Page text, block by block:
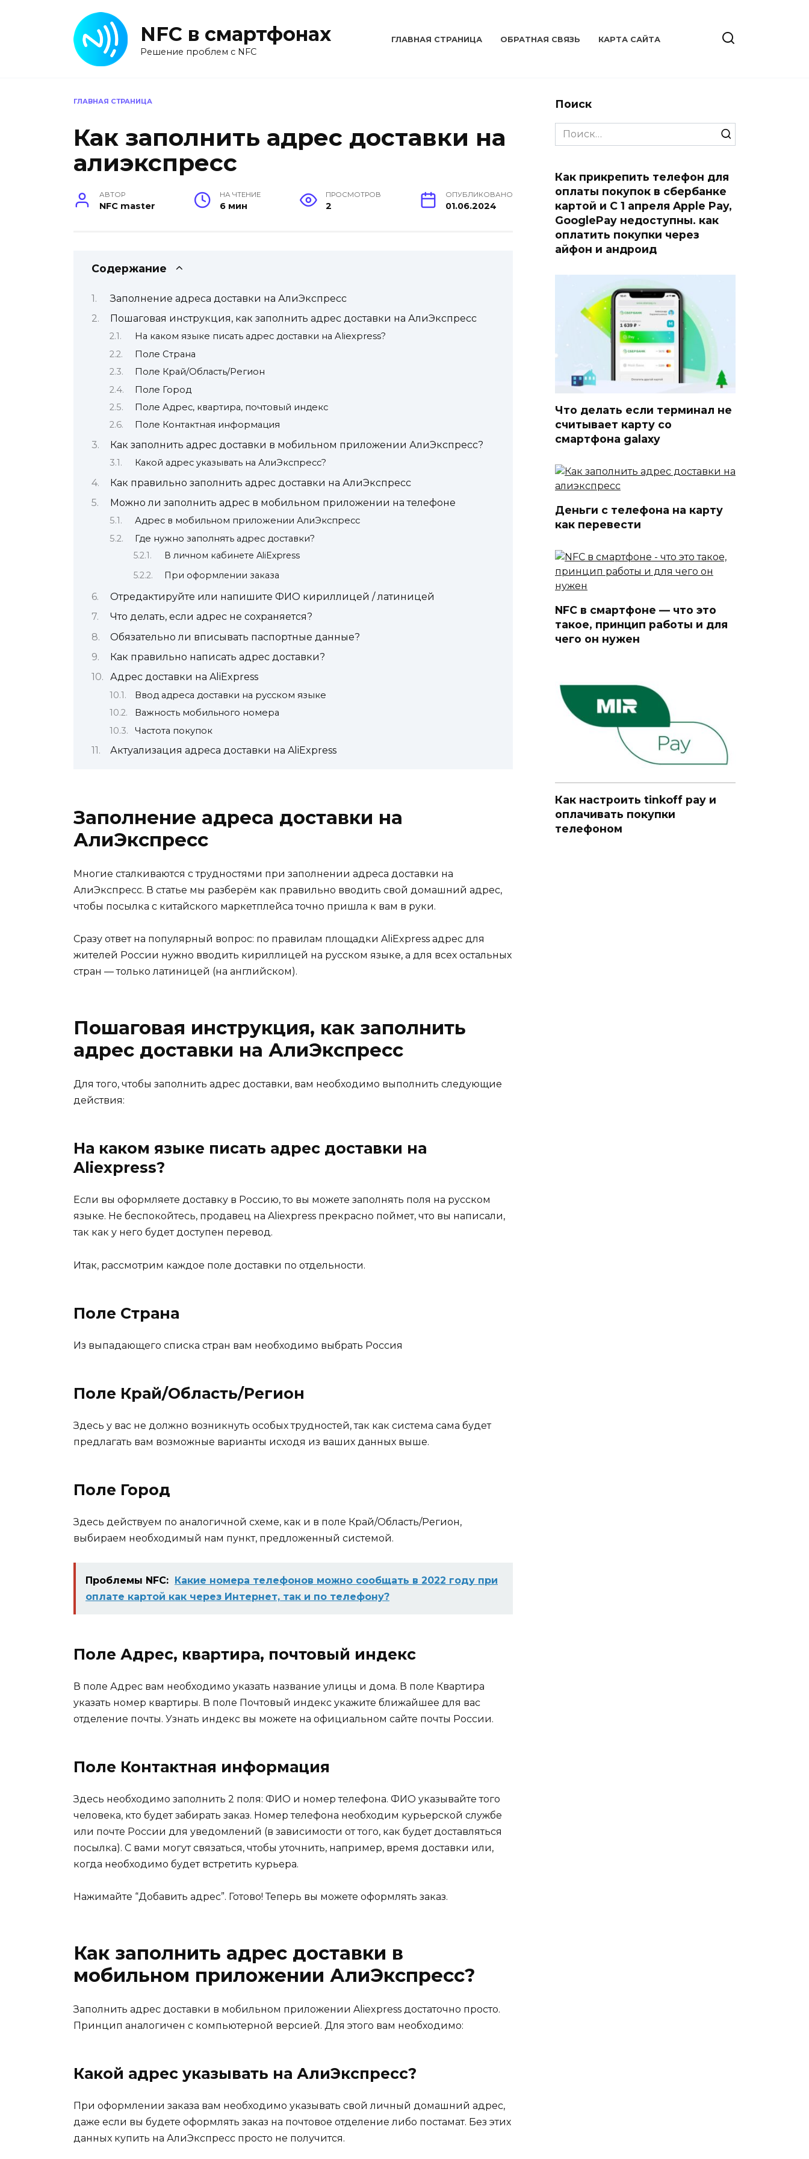
NFC в смартфонах
Решение проблем с NFC
ГЛАВНАЯ СТРАНИЦА ОБРАТНАЯ СВЯЗЬ КАРТА САЙТА
ГЛАВНАЯ СТРАНИЦА
Как заполнить адрес доставки на
алиэкспресс
АВТОР
NFC master
НА ЧТЕНИЕ
6 мин
ПРОСМОТРОВ
2
ОПУБЛИКОВАНО
01.06.2024
Содержание
Заполнение адреса доставки на АлиЭкспресс
Пошаговая инструкция, как заполнить адрес доставки на АлиЭкспресс
На каком языке писать адрес доставки на Aliexpress?
Поле Страна
Поле Край/Область/Регион
Поле Город
Поле Адрес, квартира, почтовый индекс
Поле Контактная информация
Как заполнить адрес доставки в мобильном приложении АлиЭкспресс?
Какой адрес указывать на АлиЭкспресс?
Как правильно заполнить адрес доставки на АлиЭкспресс
Можно ли заполнить адрес в мобильном приложении на телефоне
Адрес в мобильном приложении АлиЭкспресс
Где нужно заполнять адрес доставки?
В личном кабинете AliExpress
При оформлении заказа
Отредактируйте или напишите ФИО кириллицей / латиницей
Что делать, если адрес не сохраняется?
Обязательно ли вписывать паспортные данные?
Как правильно написать адрес доставки?
Адрес доставки на AliExpress
Ввод адреса доставки на русском языке
Важность мобильного номера
Частота покупок
Актуализация адреса доставки на AliExpress
Заполнение адреса доставки на
АлиЭкспресс
Многие сталкиваются с трудностями при заполнении адреса доставки на
АлиЭкспресс. В статье мы разберём как правильно вводить свой домашний адрес,
чтобы посылка с китайского маркетплейса точно пришла к вам в руки.
Сразу ответ на популярный вопрос: по правилам площадки AliExpress адрес для
жителей России нужно вводить кириллицей на русском языке, а для всех остальных
стран — только латиницей (на английском).
Пошаговая инструкция, как заполнить
адрес доставки на АлиЭкспресс
Для того, чтобы заполнить адрес доставки, вам необходимо выполнить следующие
действия:
На каком языке писать адрес доставки на
Aliexpress?
Если вы оформляете доставку в Россию, то вы можете заполнять поля на русском
языке. Не беспокойтесь, продавец на Aliexpress прекрасно поймет, что вы написали,
так как у него будет доступен перевод.
Итак, рассмотрим каждое поле доставки по отдельности.
Поле Страна
Из выпадающего списка стран вам необходимо выбрать Россия
Поле Край/Область/Регион
Здесь у вас не должно возникнуть особых трудностей, так как система сама будет
предлагать вам возможные варианты исходя из ваших данных выше.
Поле Город
Здесь действуем по аналогичной схеме, как и в поле Край/Область/Регион,
выбираем необходимый нам пункт, предложенный системой.
Проблемы NFC: Какие номера телефонов можно сообщать в 2022 году при
оплате картой как через Интернет, так и по телефону?
Поле Адрес, квартира, почтовый индекс
В поле Адрес вам необходимо указать название улицы и дома. В поле Квартира
указать номер квартиры. В поле Почтовый индекс укажите ближайшее для вас
отделение почты. Узнать индекс вы можете на официальном сайте почты России.
Поле Контактная информация
Здесь необходимо заполнить 2 поля: ФИО и номер телефона. ФИО указывайте того
человека, кто будет забирать заказ. Номер телефона необходим курьерской службе
или почте России для уведомлений (в зависимости от того, как будет доставляться
посылка). С вами могут связаться, чтобы уточнить, например, время доставки или,
когда необходимо будет встретить курьера.
Нажимайте “Добавить адрес”. Готово! Теперь вы можете оформлять заказ.
Как заполнить адрес доставки в
мобильном приложении АлиЭкспресс?
Заполнить адрес доставки в мобильном приложении Aliexpress достаточно просто.
Принцип аналогичен с компьютерной версией. Для этого вам необходимо:
Какой адрес указывать на АлиЭкспресс?
При оформлении заказа вам необходимо указывать свой личный домашний адрес,
даже если вы будете оформлять заказ на почтовое отделение либо постамат. Без этих
данных купить на АлиЭкспресс просто не получится.
Поиск
Search
for:
Как прикрепить телефон для
оплаты покупок в сбербанке
картой и С 1 апреля Apple Pay,
GooglePay недоступны. как
оплатить покупки через
айфон и андроид
Что делать если терминал не
считывает карту со
смартфона galaxy
Деньги с телефона на карту
как перевести
NFC в смартфоне — что это
такое, принцип работы и для
чего он нужен
Как настроить tinkoff pay и
оплачивать покупки
телефоном